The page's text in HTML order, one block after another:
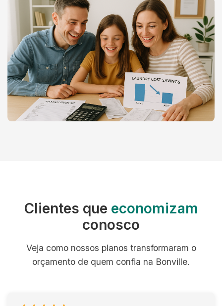
Clientes que economizam
conosco
Veja como nossos planos transformaram o
orçamento de quem confia na Bonville.